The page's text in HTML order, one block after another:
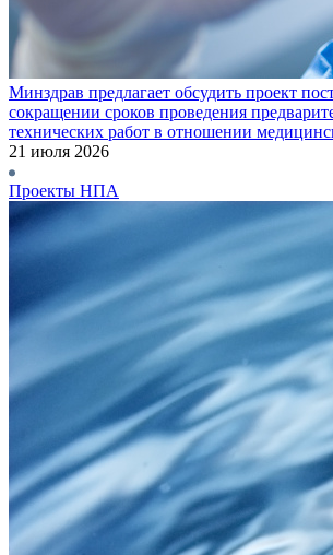
Минздрав предлагает обсудить проект
сокращении сроков проведения
технических работ в отношении
21 июля 2026
Проекты НПА